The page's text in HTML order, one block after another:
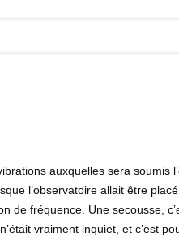
auxquelles sera
l’observatoire allait être
de fréquence. Une secousse,
vraiment inquiet, et c’est